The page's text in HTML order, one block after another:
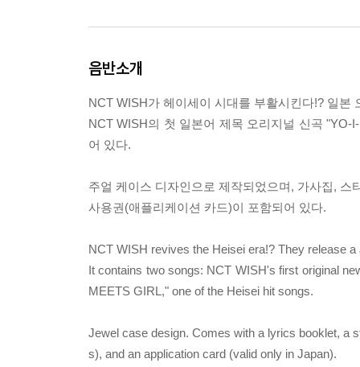
음반소개
NCT WISH가 헤이세이 시대를 부활시킨다!? 일본
NCT WISH의 첫 일본어 제목 오리지널 신곡
어 있다.
주얼 케이스 디자인으로 제작되었으며, 가사집,
사용권(애플리케이션 카드)이 포함되어 있다.
NCT WISH revives the Heisei era!? They release
It contains two songs: NCT WISH's first original
MEETS GIRL," one of the Heisei hit songs.
Jewel case design. Comes with a lyrics booklet, a
s), and an application card (valid only in Japan).